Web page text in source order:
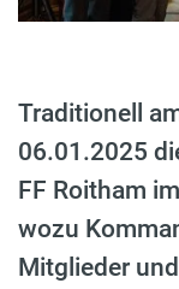
Traditionell
06.01.2025
FF Roitham
wozu
Mitglieder